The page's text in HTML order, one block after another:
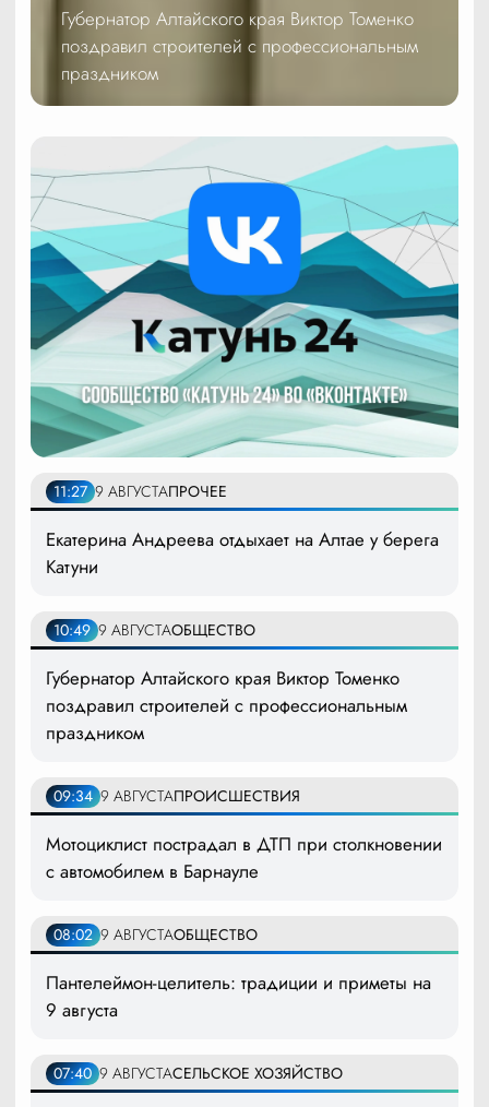
Губернатор Алтайского края Виктор Томенко
поздравил строителей с профессиональным
праздником
11:27 9 АВГУСТАПРОЧЕЕ
Екатерина Андреева отдыхает на Алтае у берега
Катуни
10:49 9 АВГУСТАОБЩЕСТВО
Губернатор Алтайского края Виктор Томенко
поздравил строителей с профессиональным
праздником
09:34 9 АВГУСТАПРОИСШЕСТВИЯ
Мотоциклист пострадал в ДТП при столкновении
с автомобилем в Барнауле
08:02 9 АВГУСТАОБЩЕСТВО
Пантелеймон-целитель: традиции и приметы на
9 августа
07:40 9 АВГУСТАСЕЛЬСКОЕ ХОЗЯЙСТВО